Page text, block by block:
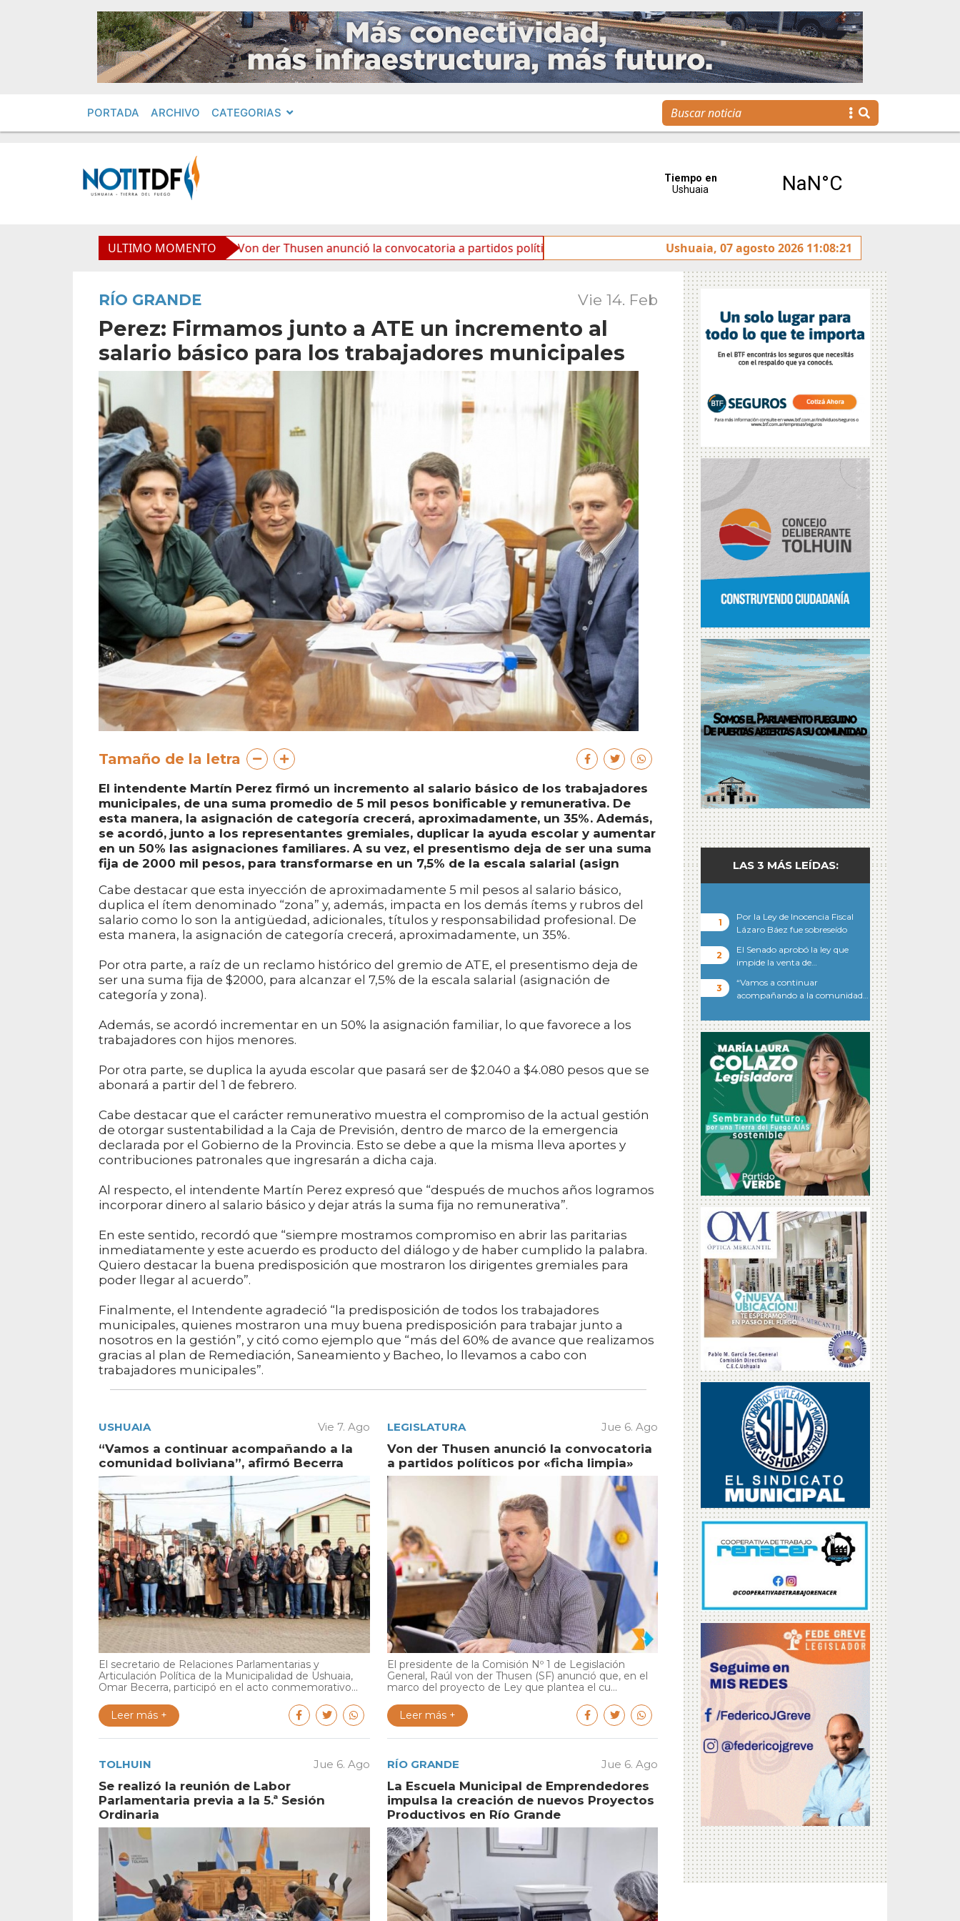
PORTADA ARCHIVO CATEGORIAS
ULTIMO MOMENTO
afirmó Becerra Von der Thusen anunció la convocatoria a partidos políticos por «ficha limpia» Se realizó la reunión de Labor Parlamentaria previa a la
Ushuaia, 07 agosto 2026 11:08:21
RÍO GRANDE Vie 14. Feb
Perez: Firmamos junto a ATE un incremento al
salario básico para los trabajadores municipales
Tamaño de la letra
El intendente Martín Perez firmó un incremento al salario básico de los trabajadores
municipales, de una suma promedio de 5 mil pesos bonificable y remunerativa. De
esta manera, la asignación de categoría crecerá, aproximadamente, un 35%. Además,
se acordó, junto a los representantes gremiales, duplicar la ayuda escolar y aumentar
en un 50% las asignaciones familiares. A su vez, el presentismo deja de ser una suma
fija de 2000 mil pesos, para transformarse en un 7,5% de la escala salarial (asign
Cabe destacar que esta inyección de aproximadamente 5 mil pesos al salario básico,
duplica el ítem denominado “zona” y, además, impacta en los demás ítems y rubros del
salario como lo son la antigüedad, adicionales, títulos y responsabilidad profesional. De
esta manera, la asignación de categoría crecerá, aproximadamente, un 35%.
Por otra parte, a raíz de un reclamo histórico del gremio de ATE, el presentismo deja de
ser una suma fija de $2000, para alcanzar el 7,5% de la escala salarial (asignación de
categoría y zona).
Además, se acordó incrementar en un 50% la asignación familiar, lo que favorece a los
trabajadores con hijos menores.
Por otra parte, se duplica la ayuda escolar que pasará ser de $2.040 a $4.080 pesos que se
abonará a partir del 1 de febrero.
Cabe destacar que el carácter remunerativo muestra el compromiso de la actual gestión
de otorgar sustentabilidad a la Caja de Previsión, dentro de marco de la emergencia
declarada por el Gobierno de la Provincia. Esto se debe a que la misma lleva aportes y
contribuciones patronales que ingresarán a dicha caja.
Al respecto, el intendente Martín Perez expresó que “después de muchos años logramos
incorporar dinero al salario básico y dejar atrás la suma fija no remunerativa”.
En este sentido, recordó que “siempre mostramos compromiso en abrir las paritarias
inmediatamente y este acuerdo es producto del diálogo y de haber cumplido la palabra.
Quiero destacar la buena predisposición que mostraron los dirigentes gremiales para
poder llegar al acuerdo”.
Finalmente, el Intendente agradeció “la predisposición de todos los trabajadores
municipales, quienes mostraron una muy buena predisposición para trabajar junto a
nosotros en la gestión”, y citó como ejemplo que “más del 60% de avance que realizamos
gracias al plan de Remediación, Saneamiento y Bacheo, lo llevamos a cabo con
trabajadores municipales”.
USHUAIA Vie 7. Ago
“Vamos a continuar acompañando a la
comunidad boliviana”, afirmó Becerra
El secretario de Relaciones Parlamentarias y
Articulación Política de la Municipalidad de Ushuaia,
Omar Becerra, participó en el acto conmemorativo...
Leer más +
LEGISLATURA Jue 6. Ago
Von der Thusen anunció la convocatoria
a partidos políticos por «ficha limpia»
El presidente de la Comisión Nº 1 de Legislación
General, Raúl von der Thusen (SF) anunció que, en el
marco del proyecto de Ley que plantea el cu...
Leer más +
TOLHUIN Jue 6. Ago
Se realizó la reunión de Labor
Parlamentaria previa a la 5.ª Sesión
Ordinaria
RÍO GRANDE Jue 6. Ago
La Escuela Municipal de Emprendedores
impulsa la creación de nuevos Proyectos
Productivos en Río Grande
LAS 3 MÁS LEÍDAS:
Por la Ley de Inocencia Fiscal
Lázaro Báez fue sobreseído
El Senado aprobó la ley que
impide la venta de…
“Vamos a continuar
acompañando a la comunidad…